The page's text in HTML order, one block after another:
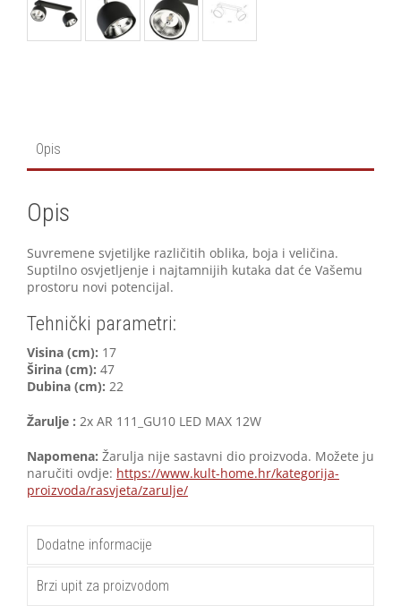
Opis
Opis
Suvremene svjetiljke različitih oblika, boja i veličina.
Suptilno osvjetljenje i najtamnijih kutaka dat će Vašemu
prostoru novi potencijal.
Tehnički parametri:
Visina (cm): 17
Širina (cm): 47
Dubina (cm): 22
Žarulje : 2x AR 111_GU10 LED MAX 12W
Napomena: Žarulja nije sastavni dio proizvoda. Možete ju
naručiti ovdje: https://www.kult-home.hr/kategorija-
proizvoda/rasvjeta/zarulje/
Dodatne informacije
Brzi upit za proizvodom